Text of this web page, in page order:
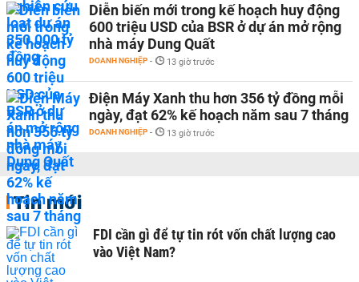
Diễn biến mới trong kế hoạch huy động
600 triệu USD của BSR ở dự án mở rộng
nhà máy Dung Quất
DOANH NGHIỆP - 13 giờ trước
Điện Máy Xanh thu hơn 356 tỷ đồng mỗi
ngày, đạt 62% kế hoạch năm sau 7 tháng
DOANH NGHIỆP - 13 giờ trước
Tin mới
FDI cần gì để tự tin rót vốn chất lượng cao
vào Việt Nam?